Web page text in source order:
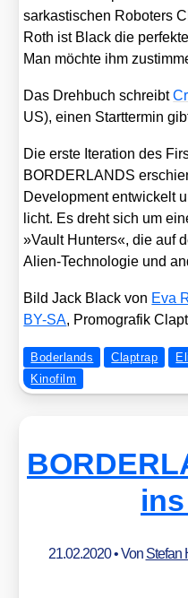
sar­kas­ti­schen Robo­ters
Roth ist Black die
Man möch­te ihm
Das Dreh­buch schreibt
US), einen Start­ter­min
Die ers­te Ite­ra­ti­on des
BORDERLANDS
Deve­lo­p­ment ent­wi­ckelt
licht. Es dreht sich um
»Vault Hun­ters«, die auf
Ali­en-Tech­no­lo­gie und
Bild Jack Black von Eva
BY-SA, Pro­mo­gra­fik
Boderlands Claptrap
Kinofilm
21.02.2020• Von Stefan